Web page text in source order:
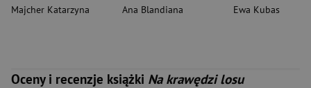
Majcher Katarzyna
Ana Blandiana
Ewa Kubas
Oceny i recenzje książki Na krawędzi losu